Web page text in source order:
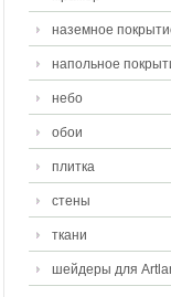
наземное
напольное
небо
обои
плитка
стены
ткани
шейдеры для